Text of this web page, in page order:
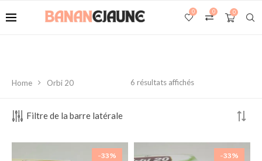
0
0
0
Home Orbi 20 6 résultats affichés
Filtre de la barre latérale
-33% -33%